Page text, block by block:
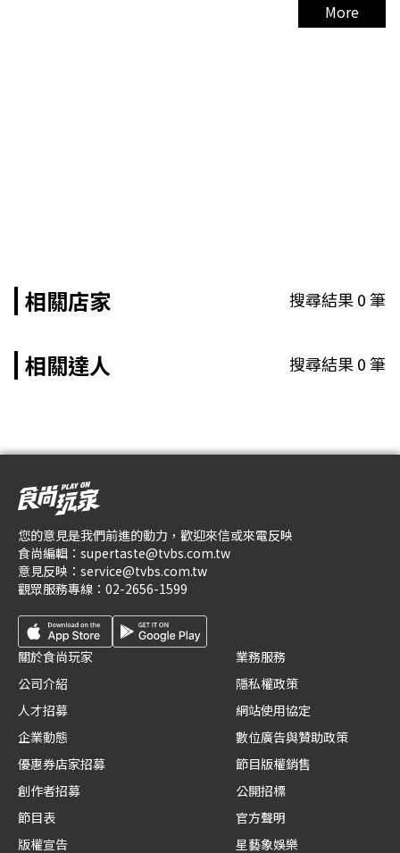
More
相關店家 搜尋結果0筆
相關達人 搜尋結果0筆
您的意見是我們前進的動力，歡迎來信或來電反映
食尚編輯： supertaste@tvbs.com.tw
意見反映： service@tvbs.com.tw
觀眾服務專線： 02-2656-1599
關於食尚玩家
公司介紹
人才招募
企業動態
優惠券店家招募
創作者招募
節目表
版權宣告
業務服務
隱私權政策
網站使用協定
數位廣告與贊助政策
節目版權銷售
公開招標
官方聲明
星藝象娛樂